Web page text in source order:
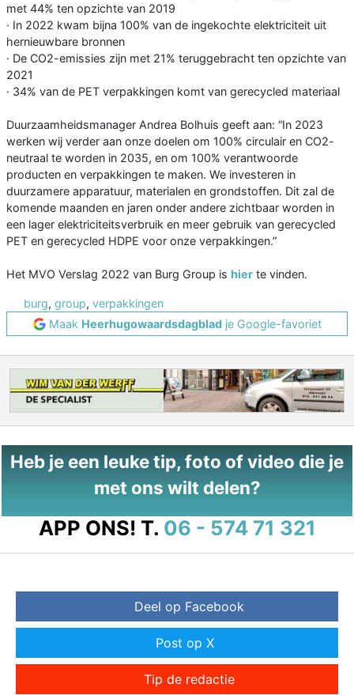
met 44% ten opzichte van 2019
· In 2022 kwam bijna 100% van de ingekochte elektriciteit uit
hernieuwbare bronnen
· De CO2-emissies zijn met 21% teruggebracht ten opzichte van
2021
· 34% van de PET verpakkingen komt van gerecycled materiaal
Duurzaamheidsmanager Andrea Bolhuis geeft aan: “In 2023
werken wij verder aan onze doelen om 100% circulair en CO2-
neutraal te worden in 2035, en om 100% verantwoorde
producten en verpakkingen te maken. We investeren in
duurzamere apparatuur, materialen en grondstoffen. Dit zal de
komende maanden en jaren onder andere zichtbaar worden in
een lager elektriciteitsverbruik en meer gebruik van gerecycled
PET en gerecycled HDPE voor onze verpakkingen.”
Het MVO Verslag 2022 van Burg Group is hier te vinden.
burg, group, verpakkingen
Maak Heerhugowaardsdagbladje Google-favoriet
Heb je een leuke tip, foto of video die je
met ons wilt delen?
APP ONS! T. 06 - 574 71 321
Deel op Facebook
Post op X
Tip de redactie